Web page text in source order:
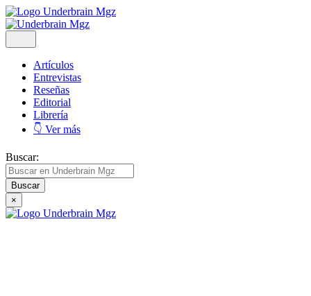
Artículos
Entrevistas
Reseñas
Editorial
Librería
👇 Ver más
Buscar:
×